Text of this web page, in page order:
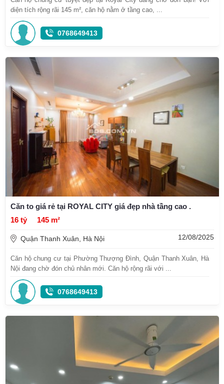
diện tích rộng rãi 145 m², căn hộ nằm ở tầng cao, ...
0768649413
Căn to giá rẻ tại ROYAL CITY giá đẹp nhà tầng cao .
16 tỷ
145 m²
Quận Thanh Xuân, Hà Nội 12/08/2025
Căn hộ chung cư tại Phường Thượng Đình, Quận Thanh Xuân, Hà
Nội đang chờ đón chủ nhân mới. Căn hộ rộng rãi với ...
0768649413